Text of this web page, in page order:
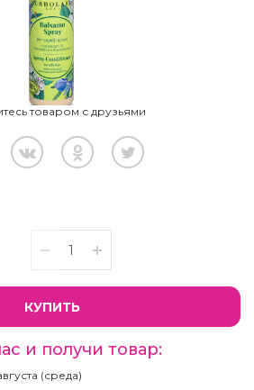
товаром с друзьями
КУПИТЬ
и получи товар:
(среда)